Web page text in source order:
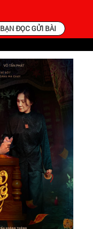
BẠN ĐỌC GỬI BÀI